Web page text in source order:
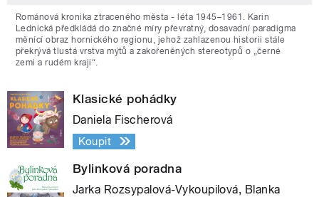
Románová kronika ztraceného města - léta 1945–1961. Karin
Lednická předkládá do značné míry převratný, dosavadní paradigma
měnící obraz hornického regionu, jehož zahlazenou historii stále
překrývá tlustá vrstva mýtů a zakořeněných stereotypů o „černé
zemi a rudém kraji“.
Klasické pohádky
Daniela Fischerová
Koupit
Bylinková poradna
Jarka Rozsypalová-Vykoupilová, Blanka